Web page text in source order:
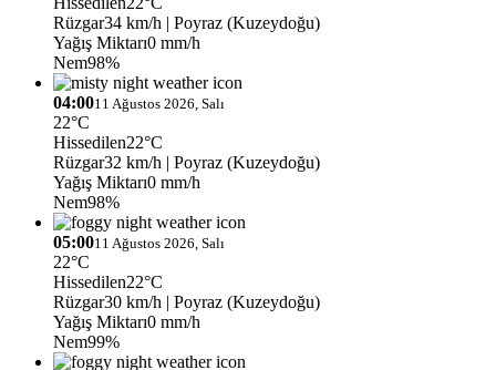
Rüzgar34 km/h | Poyraz (Kuzeydoğu)
Yağış Miktarı0 mm/h
Nem98%
04:0011 Ağustos 2026, Salı
22°C
Hissedilen22°C
Rüzgar32 km/h | Poyraz (Kuzeydoğu)
Yağış Miktarı0 mm/h
Nem98%
05:0011 Ağustos 2026, Salı
22°C
Hissedilen22°C
Rüzgar30 km/h | Poyraz (Kuzeydoğu)
Yağış Miktarı0 mm/h
Nem99%